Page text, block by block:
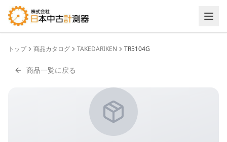
トップ 商品カタログ TAKEDARIKEN TR5104G
商品一覧に戻る